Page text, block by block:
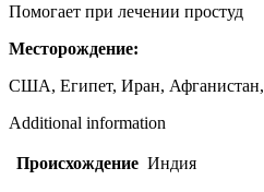
Помогает при лечении простуд
Месторождение:
США, Египет, Иран, Афганистан,
Additional information
Происхождение Индия